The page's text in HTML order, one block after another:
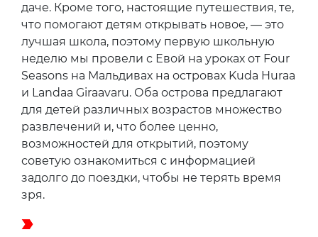
даче. Кроме того, настоящие путешествия, те,
что помогают детям открывать новое, — это
лучшая школа, поэтому первую школьную
неделю мы провели с Евой на уроках от Four
Seasons на Мальдивах на островах Kuda Huraa
и Landaa Giraavaru. Оба острова предлагают
для детей различных возрастов множество
развлечений и, что более ценно,
возможностей для открытий, поэтому
советую ознакомиться с информацией
задолго до поездки, чтобы не терять время
зря.